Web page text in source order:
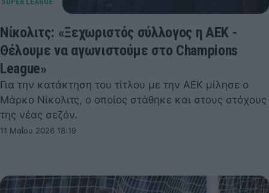
Νίκολιτς: «Ξεχωριστός σύλλογος η ΑΕΚ -
Θέλουμε να αγωνιστούμε στο Champions
League»
Για την κατάκτηση του τίτλου με την ΑΕΚ μίλησε ο
Μάρκο Νίκολιτς, ο οποίος στάθηκε και στους στόχους
της νέας σεζόν.
11 Μαΐου 2026 18:19